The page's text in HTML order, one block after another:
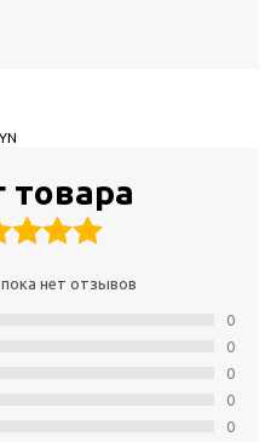
товара
нет отзывов
0
0
0
0
0